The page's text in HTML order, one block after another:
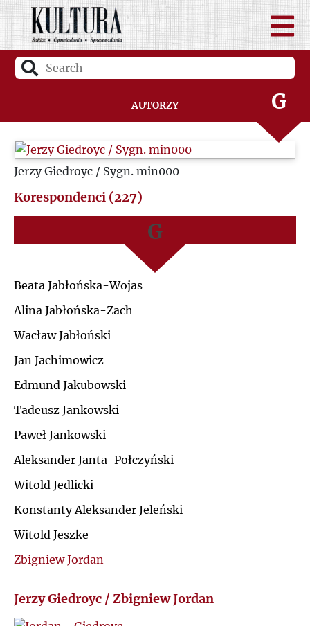
Autorzy
D
F
G
H
J
Jerzy Giedroyc / Sygn. min000
Korespondenci (227)
A
B
C
D
G
H
Ł
M
P
Beata Jabłońska-Wojas
Alina Jabłońska-Zach
Wacław Jabłoński
Jan Jachimowicz
Edmund Jakubowski
Tadeusz Jankowski
Paweł Jankowski
Aleksander Janta-Połczyński
Witold Jedlicki
Konstanty Aleksander Jeleński
Witold Jeszke
Zbigniew Jordan
Jerzy Giedroyc / Zbigniew Jordan